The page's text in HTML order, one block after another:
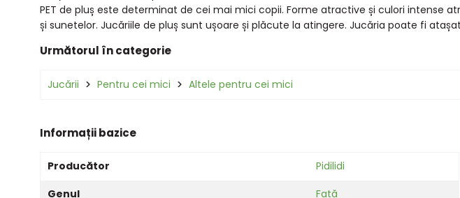
PET de pluș este determinat de cei mai mici copii. Forme atractive și culori intense
și sunetelor. Jucăriile de pluș sunt ușoare și plăcute la atingere. Jucăria poate fi
Următorul în categorie
Jucării Pentru cei mici Altele pentru cei mici
Informații bazice
Producător
Pidilidi
Genul
Fată